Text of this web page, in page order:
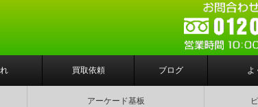
買取依頼 ブログ よ
アーケード基板